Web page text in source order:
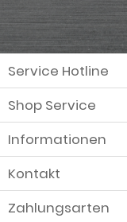
Service Hotline
Shop Service
Informationen
Kontakt
Zahlungsarten